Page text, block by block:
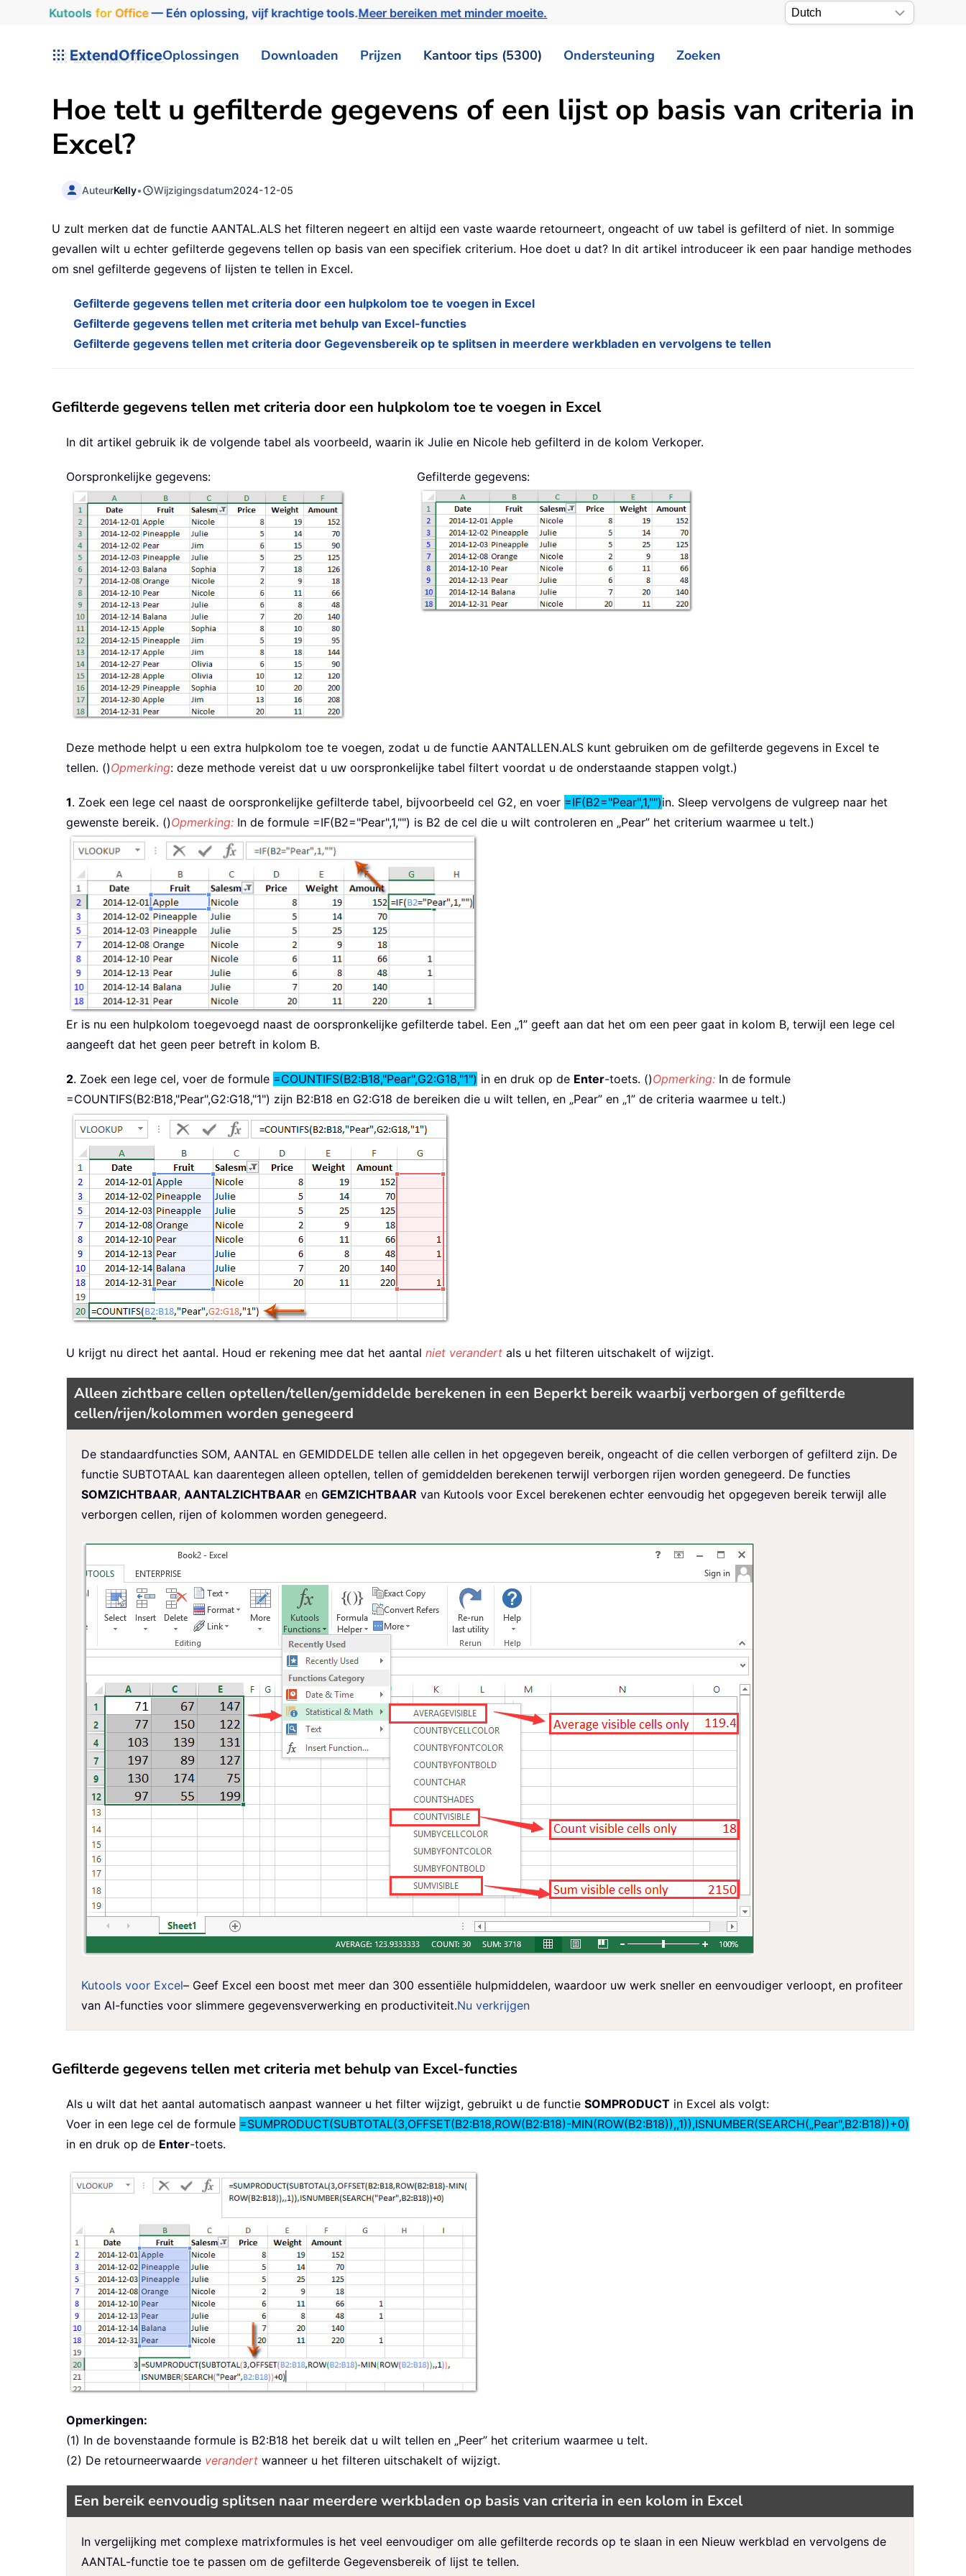
Kutools for Office— Eén oplossing, vijf krachtige tools.Meer bereiken met minder moeite.
ExtendOfficeOplossingen Downloaden Prijzen Kantoor tips (5300) Ondersteuning Zoeken
Hoe telt u gefilterde gegevens of een lijst op basis van criteria in
Excel?
AuteurKelly• Wijzigingsdatum2024-12-05
U zult merken dat de functie AANTAL.ALS het filteren negeert en altijd een vaste waarde retourneert, ongeacht of uw tabel is gefilterd of niet. In sommige
gevallen wilt u echter gefilterde gegevens tellen op basis van een specifiek criterium. Hoe doet u dat? In dit artikel introduceer ik een paar handige methodes
om snel gefilterde gegevens of lijsten te tellen in Excel.
Gefilterde gegevens tellen met criteria door een hulpkolom toe te voegen in Excel
Gefilterde gegevens tellen met criteria met behulp van Excel-functies
Gefilterde gegevens tellen met criteria door Gegevensbereik op te splitsen in meerdere werkbladen en vervolgens te tellen
Gefilterde gegevens tellen met criteria door een hulpkolom toe te voegen in Excel
In dit artikel gebruik ik de volgende tabel als voorbeeld, waarin ik Julie en Nicole heb gefilterd in de kolom Verkoper.
Oorspronkelijke gegevens: Gefilterde gegevens:
Deze methode helpt u een extra hulpkolom toe te voegen, zodat u de functie AANTALLEN.ALS kunt gebruiken om de gefilterde gegevens in Excel te
tellen. ()Opmerking: deze methode vereist dat u uw oorspronkelijke tabel filtert voordat u de onderstaande stappen volgt.)
1. Zoek een lege cel naast de oorspronkelijke gefilterde tabel, bijvoorbeeld cel G2, en voer =IF(B2="Pear",1,"")in. Sleep vervolgens de vulgreep naar het
gewenste bereik. ()Opmerking: In de formule =IF(B2="Pear",1,"") is B2 de cel die u wilt controleren en „Pear” het criterium waarmee u telt.)
Er is nu een hulpkolom toegevoegd naast de oorspronkelijke gefilterde tabel. Een „1” geeft aan dat het om een peer gaat in kolom B, terwijl een lege cel
aangeeft dat het geen peer betreft in kolom B.
2. Zoek een lege cel, voer de formule =COUNTIFS(B2:B18,"Pear",G2:G18,"1") in en druk op de Enter-toets. ()Opmerking: In de formule
=COUNTIFS(B2:B18,"Pear",G2:G18,"1") zijn B2:B18 en G2:G18 de bereiken die u wilt tellen, en „Pear” en „1” de criteria waarmee u telt.)
U krijgt nu direct het aantal. Houd er rekening mee dat het aantal niet verandert als u het filteren uitschakelt of wijzigt.
Alleen zichtbare cellen optellen/tellen/gemiddelde berekenen in een Beperkt bereik waarbij verborgen of gefilterde
cellen/rijen/kolommen worden genegeerd
De standaardfuncties SOM, AANTAL en GEMIDDELDE tellen alle cellen in het opgegeven bereik, ongeacht of die cellen verborgen of gefilterd zijn. De
functie SUBTOTAAL kan daarentegen alleen optellen, tellen of gemiddelden berekenen terwijl verborgen rijen worden genegeerd. De functies
SOMZICHTBAAR, AANTALZICHTBAAR en GEMZICHTBAAR van Kutools voor Excel berekenen echter eenvoudig het opgegeven bereik terwijl alle
verborgen cellen, rijen of kolommen worden genegeerd.
Kutools voor Excel– Geef Excel een boost met meer dan 300 essentiële hulpmiddelen, waardoor uw werk sneller en eenvoudiger verloopt, en profiteer
van AI-functies voor slimmere gegevensverwerking en productiviteit.Nu verkrijgen
Gefilterde gegevens tellen met criteria met behulp van Excel-functies
Als u wilt dat het aantal automatisch aanpast wanneer u het filter wijzigt, gebruikt u de functie SOMPRODUCT in Excel als volgt:
Voer in een lege cel de formule =SUMPRODUCT(SUBTOTAL(3,OFFSET(B2:B18,ROW(B2:B18)-MIN(ROW(B2:B18)),,1)),ISNUMBER(SEARCH(„Pear",B2:B18))+0)
in en druk op de Enter-toets.
Opmerkingen:
(1) In de bovenstaande formule is B2:B18 het bereik dat u wilt tellen en „Peer” het criterium waarmee u telt.
(2) De retourneerwaarde verandert wanneer u het filteren uitschakelt of wijzigt.
Een bereik eenvoudig splitsen naar meerdere werkbladen op basis van criteria in een kolom in Excel
In vergelijking met complexe matrixformules is het veel eenvoudiger om alle gefilterde records op te slaan in een Nieuw werkblad en vervolgens de
AANTAL-functie toe te passen om de gefilterde Gegevensbereik of lijst te tellen.